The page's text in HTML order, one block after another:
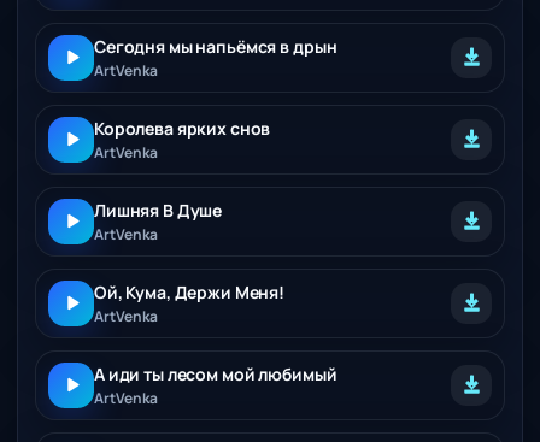
Сегодня мы напьёмся в дрын
ArtVenka
Королева ярких снов
ArtVenka
Лишняя В Душе
ArtVenka
Ой, Кума, Держи Меня!
ArtVenka
А иди ты лесом мой любимый
ArtVenka